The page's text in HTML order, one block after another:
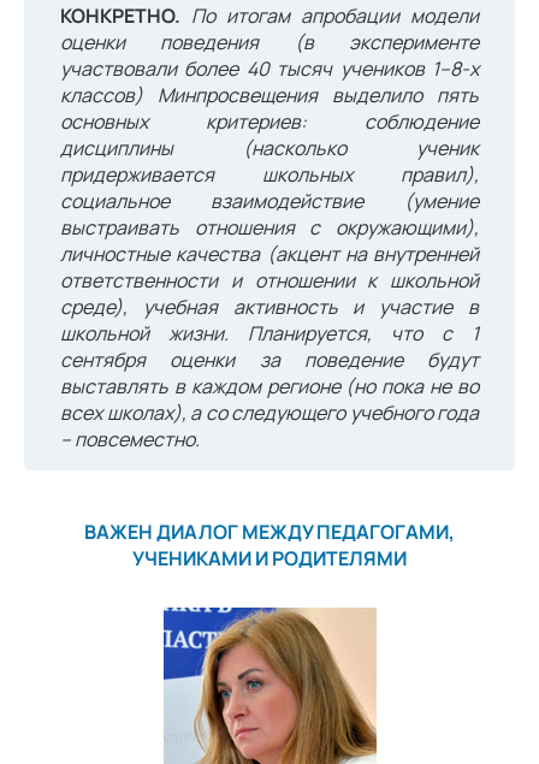
КОНКРЕТНО. По итогам апробации модели
оценки поведения (в эксперименте
участвовали более 40 тысяч учеников 1–8-х
классов) Минпросвещения выделило пять
основных критериев: соблюдение
дисциплины (насколько ученик
придерживается школьных правил),
социальное взаимодействие (умение
выстраивать отношения с окружающими),
личностные качества (акцент на внутренней
ответственности и отношении к школьной
среде), учебная активность и участие в
школьной жизни. Планируется, что с 1
сентября оценки за поведение будут
выставлять в каждом регионе (но пока не во
всех школах), а со следующего учебного года
– повсеместно.
ВАЖЕН ДИАЛОГ МЕЖДУ ПЕДАГОГАМИ,
УЧЕНИКАМИ И РОДИТЕЛЯМИ